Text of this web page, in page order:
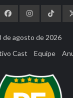
de agosto de 2026
Cast Equipe